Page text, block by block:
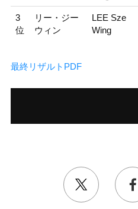
3
位
リー・ジー
ウィン
LEE Sze
Wing
最終リザルトPDF